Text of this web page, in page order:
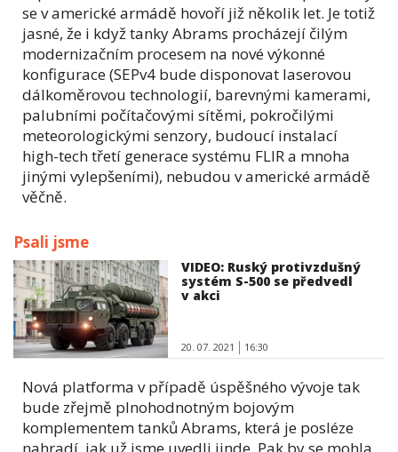
se v americké armádě hovoří již několik let. Je totiž
jasné, že i když tanky Abrams procházejí čilým
modernizačním procesem na nové výkonné
konfigurace (SEPv4 bude disponovat laserovou
dálkoměrovou technologií, barevnými kamerami,
palubními počítačovými sítěmi, pokročilými
meteorologickými senzory, budoucí instalací
high-tech třetí generace systému FLIR a mnoha
jinými vylepšeními), nebudou v americké armádě
věčně.
Psali jsme
VIDEO: Ruský protivzdušný
systém S-500 se předvedl
v akci
20. 07. 2021 16:30
Nová platforma v případě úspěšného vývoje tak
bude zřejmě plnohodnotným bojovým
komplementem tanků Abrams, která je posléze
nahradí, jak už jsme uvedli jinde. Pak by se mohla